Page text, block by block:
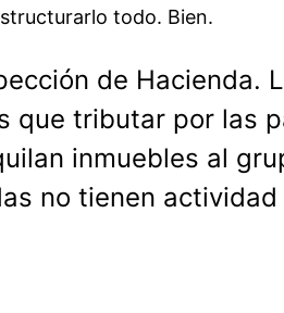
todo. Bien.
de Hacienda.
que tributar por las
inmuebles al
no tienen actividad